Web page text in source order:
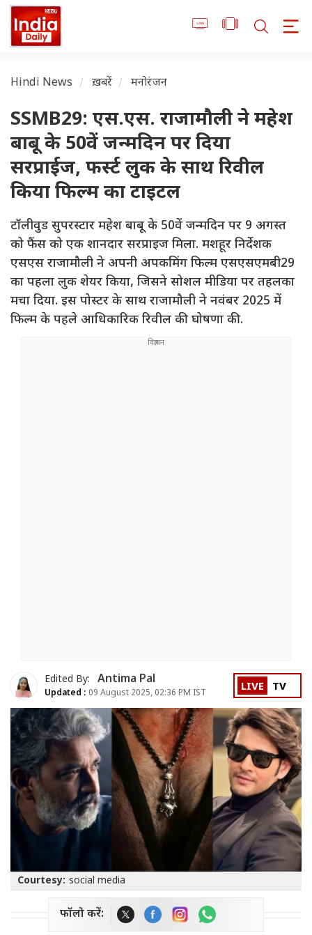
Hindi News ख़बरें मनोरंजन
SSMB29: एस.एस. राजामौली ने महेश
बाबू के 50वें जन्मदिन पर दिया
सरप्राईज, फर्स्ट लुक के साथ रिवील
किया फिल्म का टाइटल
टॉलीवुड सुपरस्टार महेश बाबू के 50वें जन्मदिन पर 9 अगस्त
को फैंस को एक शानदार सरप्राइज मिला. मशहूर निर्देशक
एसएस राजामौली ने अपनी अपकमिंग फिल्म एसएसएमबी29
का पहला लुक शेयर किया, जिसने सोशल मीडिया पर तहलका
मचा दिया. इस पोस्टर के साथ राजामौली ने नवंबर 2025 में
फिल्म के पहले आधिकारिक रिवील की घोषणा की.
Edited By: Antima Pal
Updated : 09 August 2025, 02:36 PM IST LIVE TV
Courtesy: social media
फॉलो करें: